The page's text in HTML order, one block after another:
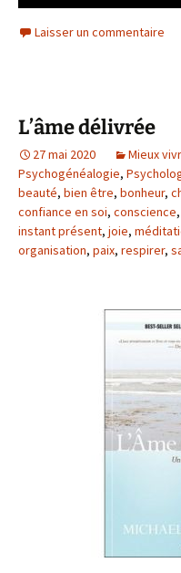
Laisser un commentaire
L’âme délivrée
27 mai 2020 Mieux
Psychogénéalogie,
beauté, bien être, bonheur,
confiance en soi, conscience,
instant présent, joie,
organisation, paix, respirer,